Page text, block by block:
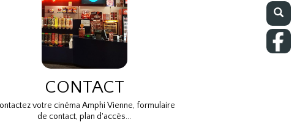
CONTACT
votre cinéma Amphi Vienne, formulaire
de contact, plan d'accès...